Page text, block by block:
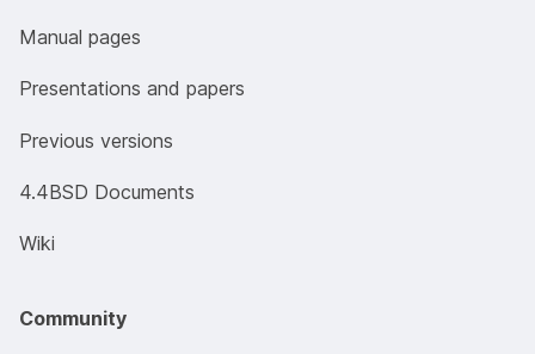
Manual pages
Presentations and papers
Previous versions
4.4BSD Documents
Wiki
Community